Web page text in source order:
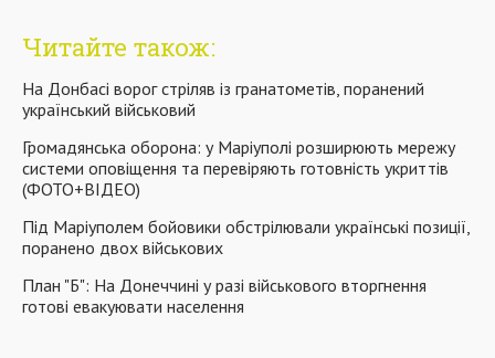
Читайте також:
На Донбасі ворог стріляв із гранатометів, поранений
український військовий
Громадянська оборона: у Маріуполі розширюють мережу
системи оповіщення та перевіряють готовність укриттів
(ФОТО+ВІДЕО)
Під Маріуполем бойовики обстрілювали українські позиції,
поранено двох військових
План "Б": На Донеччині у разі військового вторгнення
готові евакуювати населення